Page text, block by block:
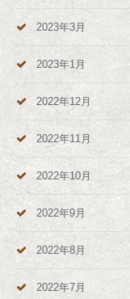
2023年3月
2023年1月
2022年12月
2022年11月
2022年10月
2022年9月
2022年8月
2022年7月